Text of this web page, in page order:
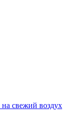
свежий воздух